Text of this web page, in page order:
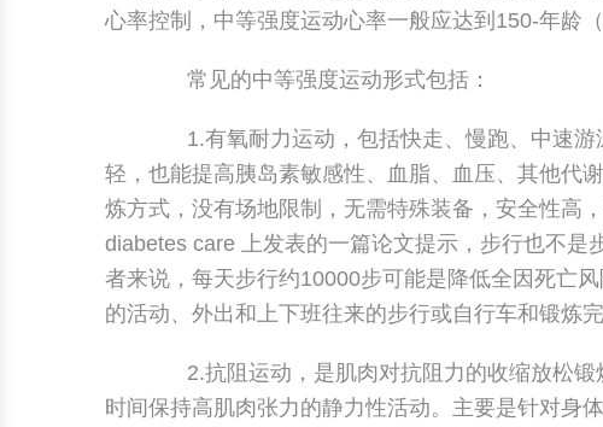
心率控制，中等强度运动心率一般应达到150-年龄（
常见的中等强度运动形式包括：
1.有氧耐力运动，包括快走、慢跑、中速游
轻，也能提高胰岛素敏感性、血脂、血压、其他代
炼方式，没有场地限制，无需特殊装备，安全性高
diabetes care 上发表的一篇论文提示，步行也不
者来说，每天步行约10000步可能是降低全因死亡
的活动、外出和上下班往来的步行或自行车和锻炼完
2.抗阻运动，是肌肉对抗阻力的收缩放松锻
时间保持高肌肉张力的静力性活动。主要是针对身